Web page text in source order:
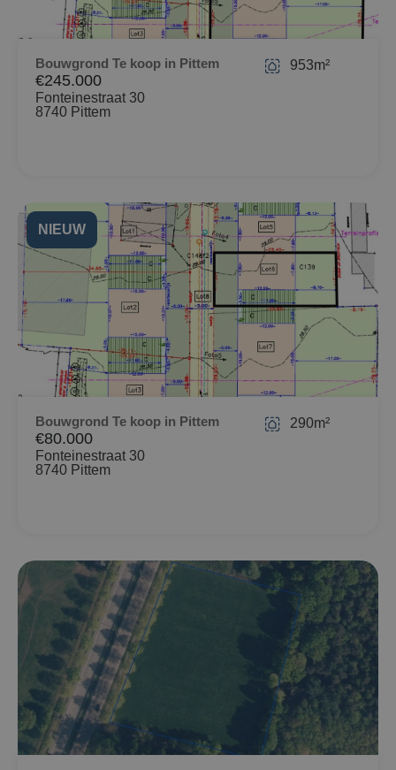
Bouwgrond Te koop in Pittem
€245.000
Fonteinestraat 30
8740 Pittem
953m²
NIEUW
Bouwgrond Te koop in Pittem
€80.000
Fonteinestraat 30
8740 Pittem
290m²